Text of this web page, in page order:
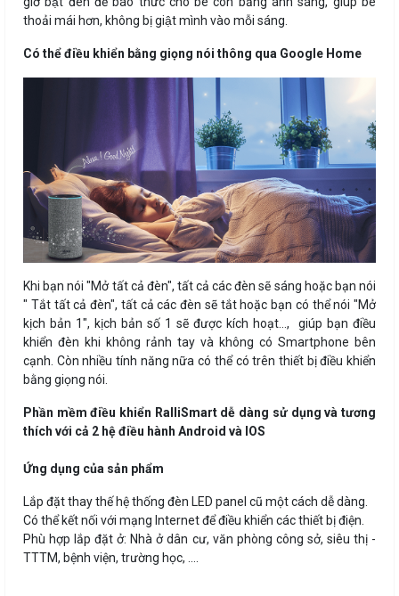
thoải mái hơn, không bị giật mình vào mỗi sáng.
Có thể điều khiển bằng giọng nói thông qua Google Home
Khi bạn nói "Mở tất cả đèn", tất cả các đèn sẽ sáng hoặc bạn nói
" Tắt tất cả đèn", tất cả các đèn sẽ tắt hoặc bạn có thể nói "Mở
kịch bản 1", kịch bản số 1 sẽ được kích hoạt..., giúp bạn điều
khiển đèn khi không rảnh tay và không có Smartphone bên
cạnh. Còn nhiều tính năng nữa có thể có trên thiết bị điều khiển
bằng giọng nói.
Phần mềm điều khiển RalliSmart dễ dàng sử dụng và tương
thích với cả 2 hệ điều hành Android và IOS
Ứng dụng của sản phẩm
Lắp đặt thay thế hệ thống đèn LED panel cũ một cách dễ dàng.
Có thể kết nối với mạng Internet để điều khiển các thiết bị điện.
Phù hợp lắp đặt ở: Nhà ở dân cư, văn phòng công sở, siêu thị -
TTTM, bệnh viện, trường học, ....